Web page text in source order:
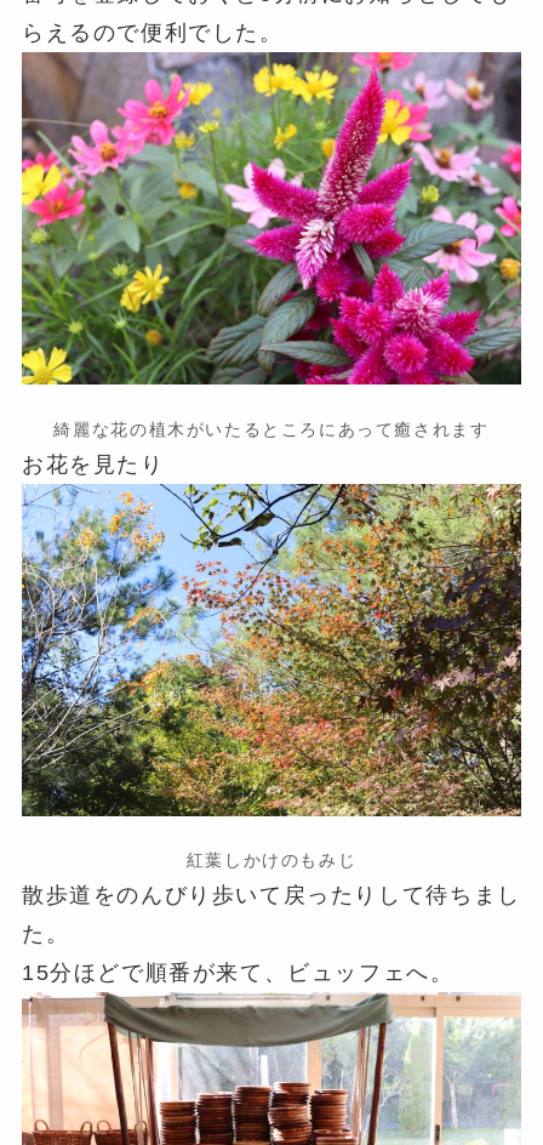
らえるので便利でした。
綺麗な花の植木がいたるところにあって癒されます
お花を見たり
紅葉しかけのもみじ
散歩道をのんびり歩いて戻ったりして待ちまし
た。
15分ほどで順番が来て、ビュッフェへ。